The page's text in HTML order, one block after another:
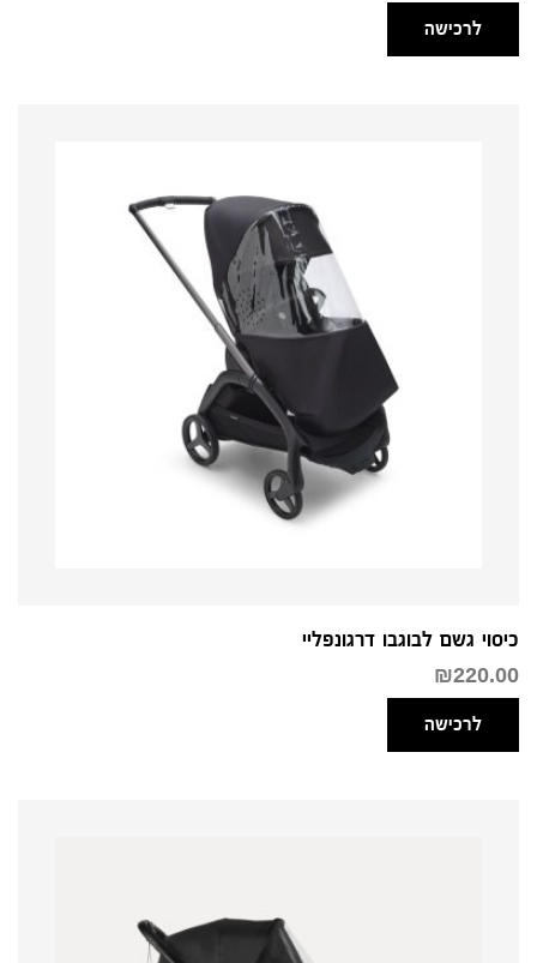
לרכישה
כיסוי גשם לבוגבו דרגונפליי
₪220.00
לרכישה